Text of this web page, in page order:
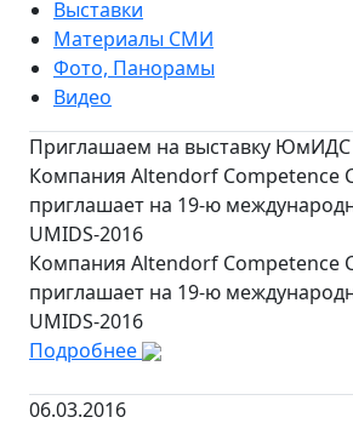
Выставки
Материалы СМИ
Фото, Панорамы
Видео
Приглашаем на выставку ЮмИДС
Компания Altendorf Competence
приглашает на 19-ю
UMIDS-2016
Компания Altendorf Competence
приглашает на 19-ю
UMIDS-2016
Подробнее
06.03.2016